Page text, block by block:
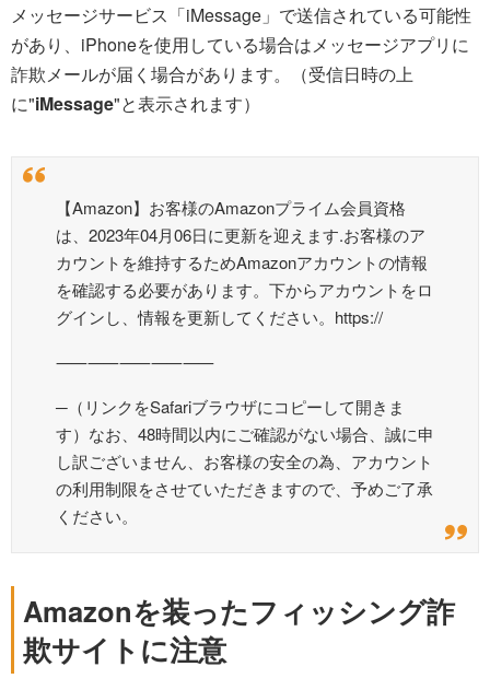
メッセージサービス「iMessage」で送信されている可能性
があり、iPhoneを使用している場合はメッセージアプリに
詐欺メールが届く場合があります。（受信日時の上
に"iMessage"と表示されます）
【Amazon】お客様のAmazonプライム会員資格
は、2023年04月06日に更新を迎えます.お客様のア
カウントを維持するためAmazonアカウントの情報
を確認する必要があります。下からアカウントをロ
グインし、情報を更新してください。https://
⸺⸺⸺⸺⸺
─（リンクをSafariブラウザにコピーして開きま
す）なお、48時間以内にご確認がない場合、誠に申
し訳ございません、お客様の安全の為、アカウント
の利用制限をさせていただきますので、予めご了承
ください。
Amazonを装ったフィッシング詐
欺サイトに注意